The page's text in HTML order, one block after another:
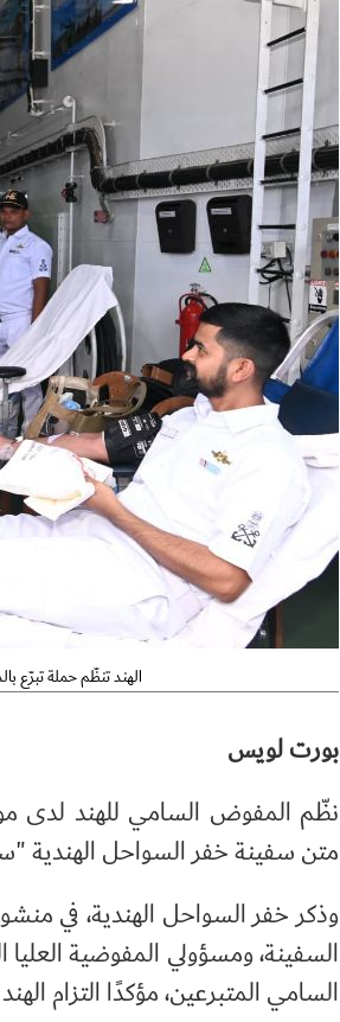
الهند تنظّم حملة تبرّع
بورت لويس
نظّم المفوض السامي للهند لدى
متن سفينة خفر السواحل الهندية
وذكر خفر السواحل الهندية، في
السفينة، ومسؤولي المفوضية
السامي المتبرعين، مؤكدًا التزام